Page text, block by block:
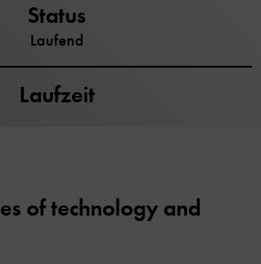
Status
Laufend
Laufzeit
of technology and